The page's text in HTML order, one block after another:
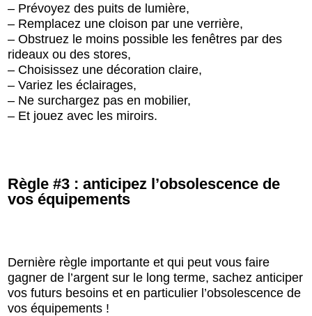
– Prévoyez des puits de lumière,
– Remplacez une cloison par une verrière,
– Obstruez le moins possible les fenêtres par des
rideaux ou des stores,
– Choisissez une décoration claire,
– Variez les éclairages,
– Ne surchargez pas en mobilier,
– Et jouez avec les miroirs.
Règle #3 : anticipez l’obsolescence de
vos équipements
Dernière règle importante et qui peut vous faire
gagner de l’argent sur le long terme, sachez anticiper
vos futurs besoins et en particulier l’obsolescence de
vos équipements !